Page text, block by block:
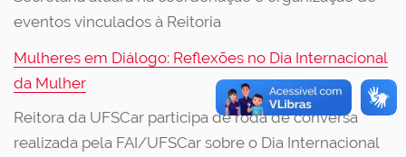
eventos vinculados à Reitoria
Mulheres em Diálogo: Reflexões no Dia Internacional
da Mulher
Reitora da UFSCar participa de roda de conversa
realizada pela FAI/UFSCar sobre o Dia Internacional